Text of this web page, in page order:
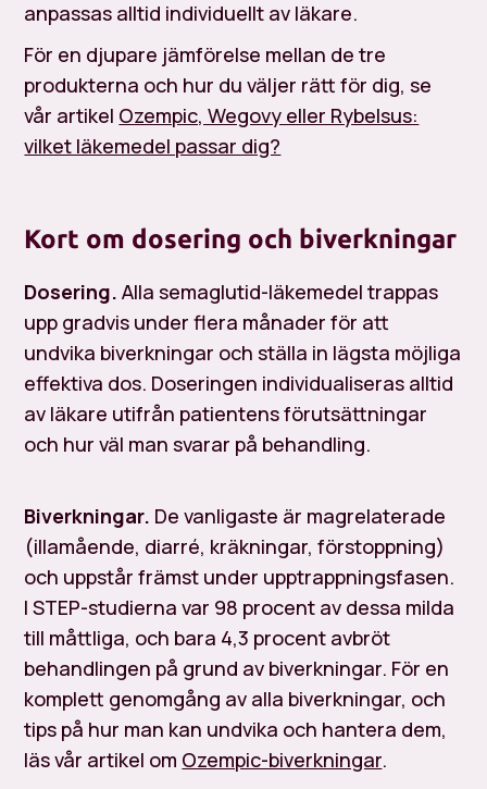
anpassas alltid individuellt av läkare.
För en djupare jämförelse mellan de tre
produkterna och hur du väljer rätt för dig, se
vår artikel Ozempic, Wegovy eller Rybelsus:
vilket läkemedel passar dig?
Kort om dosering och biverkningar
Dosering. Alla semaglutid-läkemedel trappas
upp gradvis under flera månader för att
undvika biverkningar och ställa in lägsta möjliga
effektiva dos. Doseringen individualiseras alltid
av läkare utifrån patientens förutsättningar
och hur väl man svarar på behandling.
Biverkningar. De vanligaste är magrelaterade
(illamående, diarré, kräkningar, förstoppning)
och uppstår främst under upptrappningsfasen.
I STEP-studierna var 98 procent av dessa milda
till måttliga, och bara 4,3 procent avbröt
behandlingen på grund av biverkningar. För en
komplett genomgång av alla biverkningar, och
tips på hur man kan undvika och hantera dem,
läs vår artikel om Ozempic-biverkningar.